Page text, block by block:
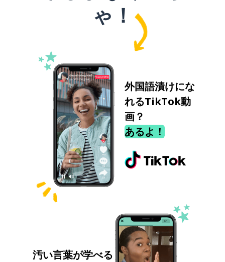
ゃ！
外国語漬けにな
れるTikTok動
画？
あるよ！
汚い言葉が学べる